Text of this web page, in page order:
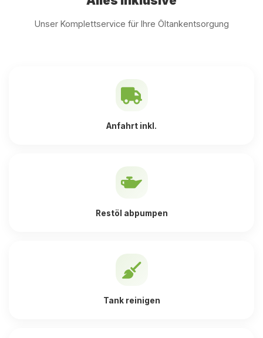
Unser Komplettservice für Ihre Öltankentsorgung
Anfahrt inkl.
Restöl abpumpen
Tank reinigen